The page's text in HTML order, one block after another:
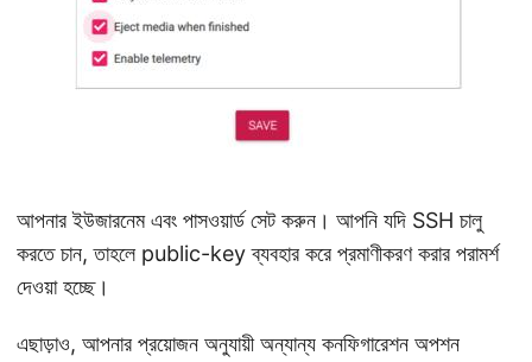
আপনার ইউজারনেম এবং পাসওয়ার্ড সেট করুন। আপনি যদি SSH চালু
করতে চান, তাহলে public-key ব্যবহার করে প্রমাণীকরণ করার পরামর্শ
দেওয়া হচ্ছে।
এছাড়াও, আপনার প্রয়োজন অনুযায়ী অন্যান্য কনফিগারেশন অপশন